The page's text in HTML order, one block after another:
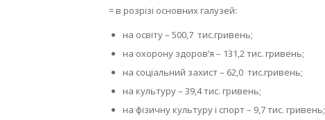
= в розрізі основних галузей:
на освіту – 500,7 тис.гривень;
на охорону здоров’я – 131,2 тис. гривень;
на соціальний захист – 62,0 тис.гривень;
на культуру – 39,4 тис. гривень;
на фізичну культуру і спорт – 9,7 тис. гривень;